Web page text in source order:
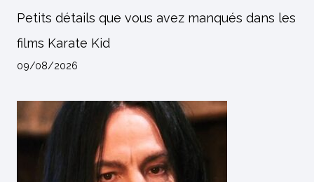
Petits détails que vous avez manqués dans les
films Karate Kid
09/08/2026